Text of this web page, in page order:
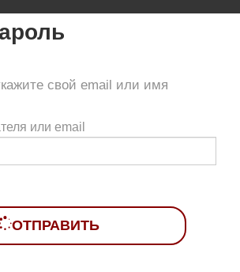
свой email или имя
или email
ОТПРАВИТЬ